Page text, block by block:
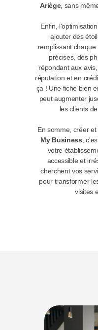
Ariège, sans
Enfin,
ajouter des
remplissant
précises, des
répondant aux
réputation et en
ça ! Une fiche bien
peut augmenter
les clients
En somme, créer
My Business ,
votre
accessible et
cherchent vos
pour transformer
visites